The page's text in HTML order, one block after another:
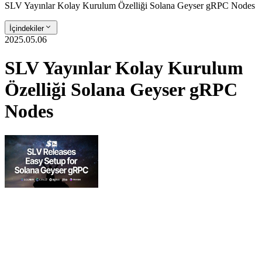
SLV Yayınlar Kolay Kurulum Özelliği Solana Geyser gRPC Nodes
İçindekiler
2025.05.06
SLV Yayınlar Kolay Kurulum
Özelliği Solana Geyser gRPC
Nodes